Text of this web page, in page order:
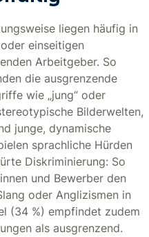
liegen häufig in
einseitigen
Arbeitgeber. So
die ausgrenzende
wie „jung“ oder
Bilderwelten,
junge, dynamische
sprachliche Hürden
Diskriminierung: So
und Bewerber den
oder Anglizismen in
(34 %) empfindet zudem
als ausgrenzend.